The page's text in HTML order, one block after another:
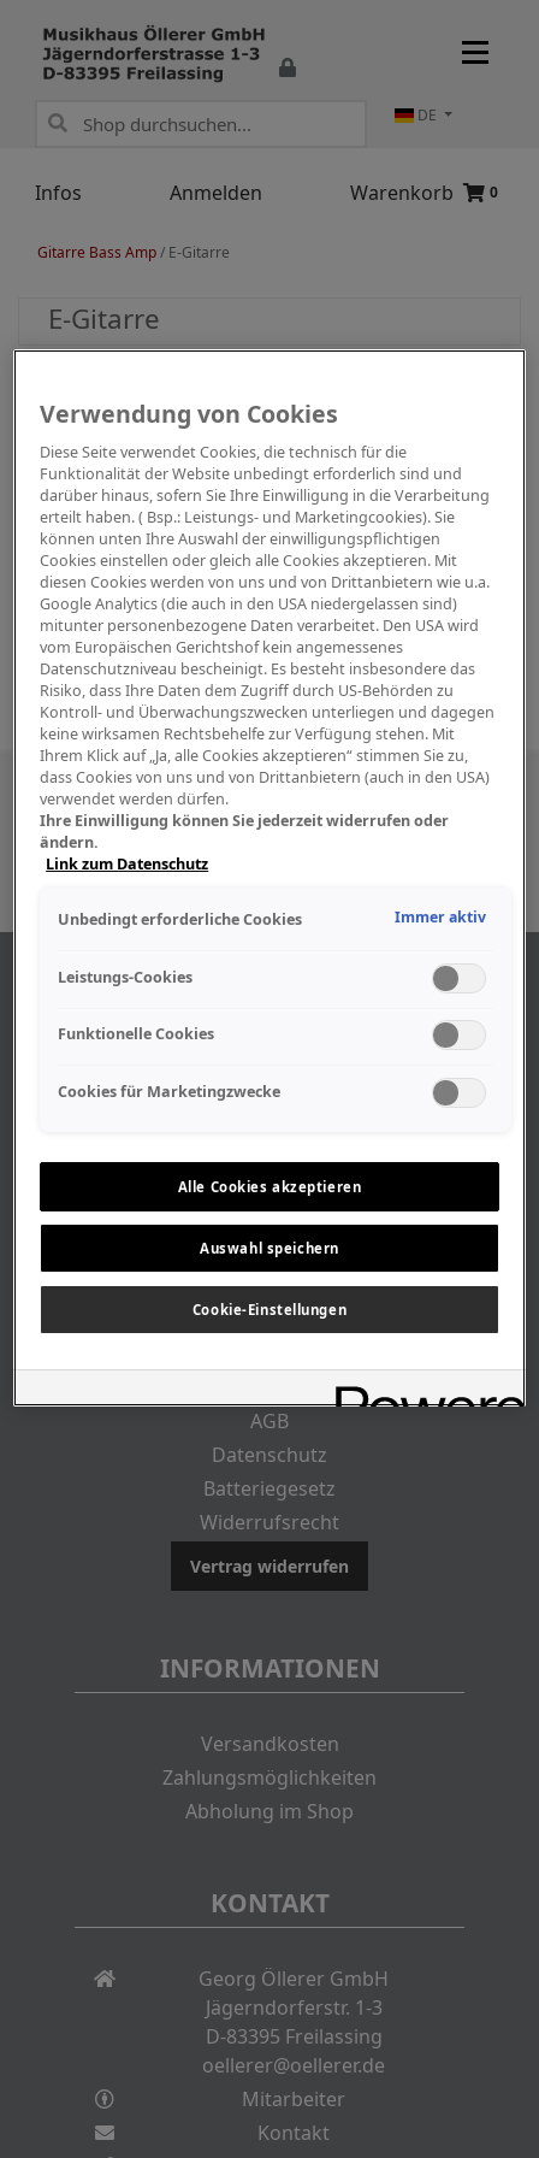
Infos Anmelden Warenkorb 0
DE
Gitarre Bass Amp/ E-Gitarre
E-Gitarre
Besuchen Sie uns auch in den sozialen
Medien
Geschäftszeiten
Stellenangebote
Geschichte
RECHTLICHES
AGB
Datenschutz
Batteriegesetz
Widerrufsrecht
Vertrag widerrufen
INFORMATIONEN
Versandkosten
Zahlungsmöglichkeiten
Abholung im Shop
KONTAKT
Georg Öllerer GmbH
Jägerndorferstr. 1-3
D-83395 Freilassing
oellerer@oellerer.de
Mitarbeiter
Kontakt
Verwendung von Cookies
Diese Seite verwendet Cookies, die technisch für die
Funktionalität der Website unbedingt erforderlich sind und
darüber hinaus, sofern Sie Ihre Einwilligung in die Verarbeitung
erteilt haben. ( Bsp.: Leistungs- und Marketingcookies). Sie
können unten Ihre Auswahl der einwilligungspflichtigen
Cookies einstellen oder gleich alle Cookies akzeptieren. Mit
diesen Cookies werden von uns und von Drittanbietern wie u.a.
Google Analytics (die auch in den USA niedergelassen sind)
mitunter personenbezogene Daten verarbeitet. Den USA wird
vom Europäischen Gerichtshof kein angemessenes
Datenschutzniveau bescheinigt. Es besteht insbesondere das
Risiko, dass Ihre Daten dem Zugriff durch US-Behörden zu
Kontroll- und Überwachungszwecken unterliegen und dagegen
keine wirksamen Rechtsbehelfe zur Verfügung stehen. Mit
Ihrem Klick auf „Ja, alle Cookies akzeptieren“ stimmen Sie zu,
dass Cookies von uns und von Drittanbietern (auch in den USA)
verwendet werden dürfen.
Ihre Einwilligung können Sie jederzeit widerrufen oder
ändern.
Link zum Datenschutz
Unbedingt erforderliche Cookies Immer aktiv
Leistungs-Cookies
Funktionelle Cookies
Cookies für Marketingzwecke
Alle Cookies akzeptieren
Auswahl speichern
Cookie-Einstellungen